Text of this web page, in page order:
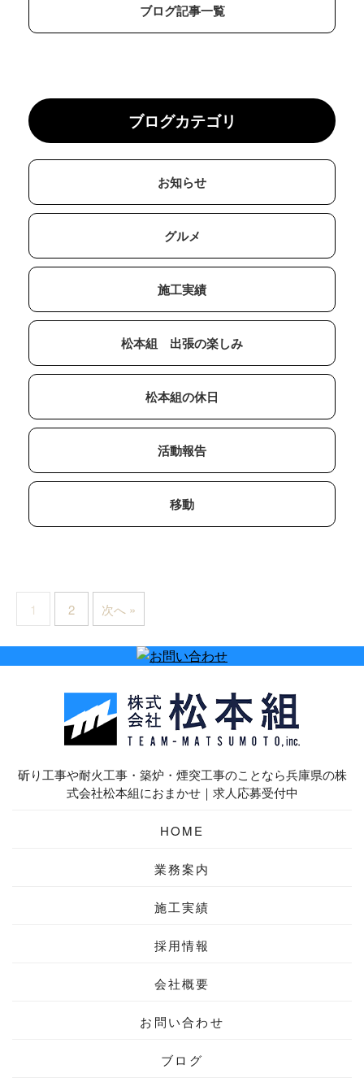
ブログ記事一覧
ブログカテゴリ
お知らせ
グルメ
施工実績
松本組 出張の楽しみ
松本組の休日
活動報告
移動
1 2 次へ »
斫り工事や耐火工事・築炉・煙突工事のことなら兵庫県の株
式会社松本組におまかせ｜求人応募受付中
HOME
業務案内
施工実績
採用情報
会社概要
お問い合わせ
ブログ